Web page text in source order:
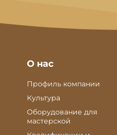
О нас
Профиль компании
Культура
Оборудование для
мастерской